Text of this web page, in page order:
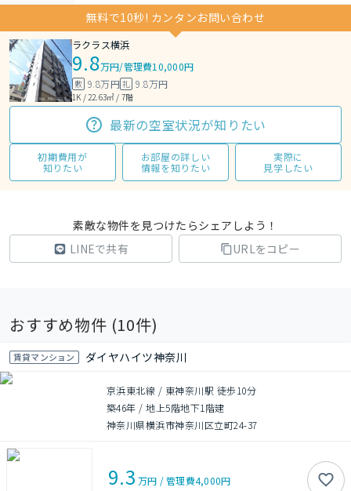
無料で10秒! カンタンお問い合わせ
ラクラス横浜
9.8万円/管理費10,000円
敷 9.8万円礼 9.8万円
1K / 22.63㎡ / 7階
最新の空室状況が知りたい
初期費用が
知りたい
お部屋の詳しい
情報を知りたい
実際に
見学したい
素敵な物件を見つけたらシェアしよう！
LINEで共有
URLをコピー
おすすめ物件 (10件)
賃貸マンション ダイヤハイツ神奈川
京浜東北線 / 東神奈川駅 徒歩10分
築46年 /地上5階地下1階建
神奈川県横浜市神奈川区立町24-37
9.3 万円 /管理費4,000円